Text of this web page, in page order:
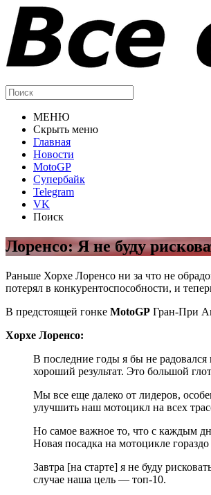
МЕНЮ
Скрыть меню
Главная
Новости
MotoGP
Супербайк
Telegram
VK
Поиск
Лоренсо: Я не буду
Раньше Хорхе Лоренсо ни за что не
потерял в конкурентоспособности, и
В предстоящей гонке MotoGP Гран-При
Хорхе Лоренсо:
В последние годы я бы не
хороший результат. Это большой
Мы все еще далеко от лидеров,
улучшить наш мотоцикл на всех
Но самое важное то, что с каждым
Новая посадка на мотоцикле
Завтра [на старте] я не буду
случае наша цель — топ-10.